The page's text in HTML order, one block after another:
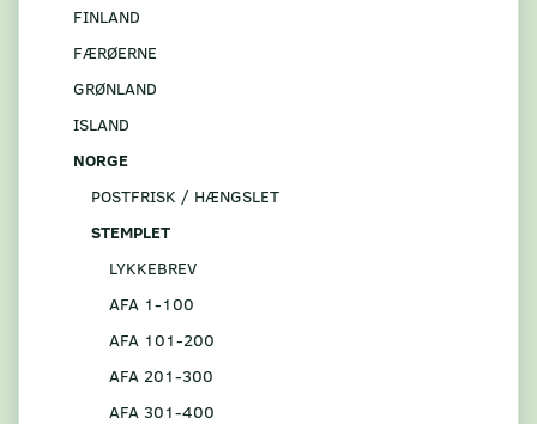
FINLAND
FÆRØERNE
GRØNLAND
ISLAND
NORGE
POSTFRISK / HÆNGSLET
STEMPLET
LYKKEBREV
AFA 1-100
AFA 101-200
AFA 201-300
AFA 301-400